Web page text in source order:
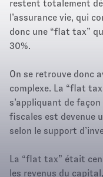
restent totalement
l’assurance vie, qui
donc une “flat tax”
30%.
On se retrouve donc
complexe. La “flat
s’appliquant de façon
fiscales est devenue
selon le support
La “flat tax” était
les revenus du